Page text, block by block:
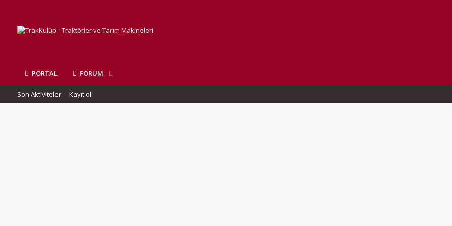
PORTAL FORUM
Son Aktiviteler Kayıt ol